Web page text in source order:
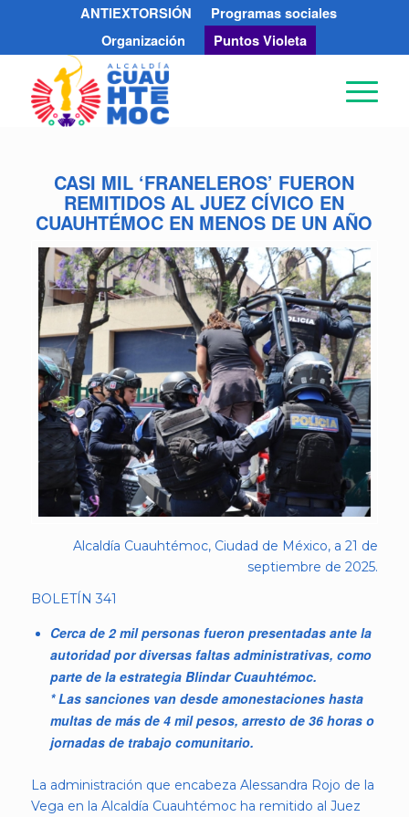
ANTIEXTORSIÓN
Programas sociales
Organización
Puntos Violeta
CASI MIL ‘FRANELEROS’ FUERON
REMITIDOS AL JUEZ CÍVICO EN
CUAUHTÉMOC EN MENOS DE UN AÑO
Alcaldía Cuauhtémoc, Ciudad de México, a 21 de
septiembre de 2025.
BOLETÍN 341
Cerca de 2 mil personas fueron presentadas ante la
autoridad por diversas faltas administrativas, como
parte de la estrategia Blindar Cuauhtémoc.
* Las sanciones van desde amonestaciones hasta
multas de más de 4 mil pesos, arresto de 36 horas o
jornadas de trabajo comunitario.
La administración que encabeza Alessandra Rojo de la
Vega en la Alcaldía Cuauhtémoc ha remitido al Juez